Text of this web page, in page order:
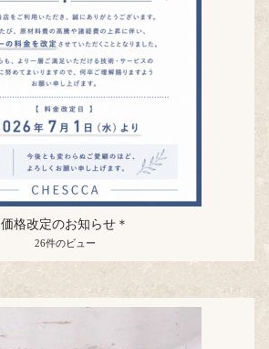
価格改定のお知らせ＊
26件のビュー